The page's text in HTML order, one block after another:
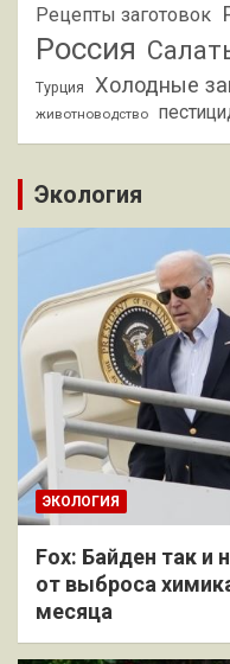
Рецепты заготовок
Россия
Турция Холодные
животноводство
Экология
ЭКОЛОГИЯ
Fox: Байден так и
от выброса
месяца